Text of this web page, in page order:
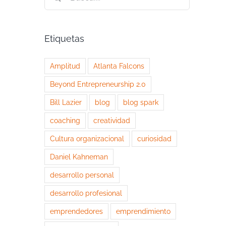
Etiquetas
Amplitud Atlanta Falcons
Beyond Entrepreneurship 2.0
Bill Lazier blog blog spark
coaching creatividad
Cultura organizacional curiosidad
Daniel Kahneman
desarrollo personal
desarrollo profesional
emprendedores emprendimiento